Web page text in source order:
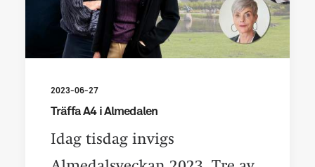
2023-06-27
Träffa A4 i Almedalen
Idag tisdag invigs